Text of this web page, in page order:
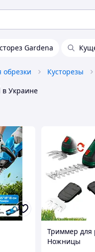
Gardena
обрезки Кусторезы
в Украине
Триммер для
Ножницы